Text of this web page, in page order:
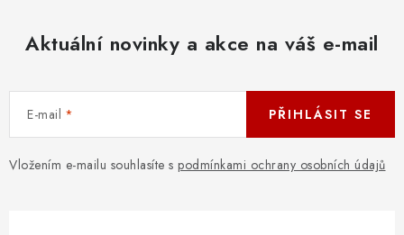
Aktuální novinky a akce na váš e-mail
E-mail
Vložením e-mailu souhlasíte s podmínkami ochrany osobních údajů
PŘIHLÁSIT SE